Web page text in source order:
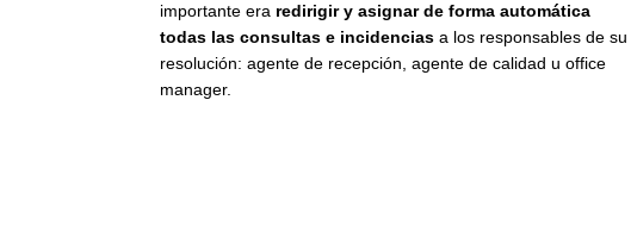
importante era redirigir y asignar de forma automática
todas las consultas e incidencias a los responsables de su
resolución: agente de recepción, agente de calidad u office
manager.